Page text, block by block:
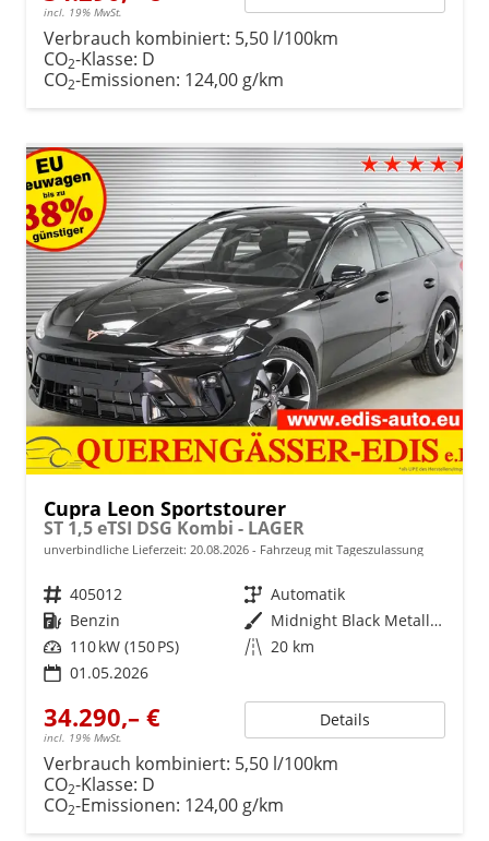
incl. 19% MwSt.
Verbrauch kombiniert: 5,50 l/100km
CO2-Klasse: D
CO2-Emissionen: 124,00 g/km
Cupra Leon Sportstourer
ST 1,5 eTSI DSG Kombi - LAGER
unverbindliche Lieferzeit: 20.08.2026 Fahrzeug mit Tageszulassung
Fahrzeugnr. 405012 Getriebe Automatik
Kraftstoff Benzin Außenfarbe
Midnight Black Metallic (0E)
Leistung 110 kW (150 PS) Kilometerstand 20 km
01.05.2026
34.290,– €
incl. 19% MwSt.
Details
Verbrauch kombiniert: 5,50 l/100km
CO2-Klasse: D
CO2-Emissionen: 124,00 g/km